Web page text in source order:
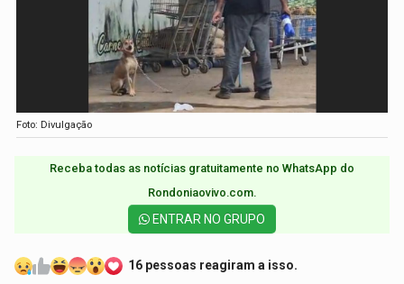
Foto: Divulgação
Receba todas as notícias gratuitamente no WhatsApp do
Rondoniaovivo.com.​
ENTRAR NO GRUPO
16 pessoas reagiram a isso.